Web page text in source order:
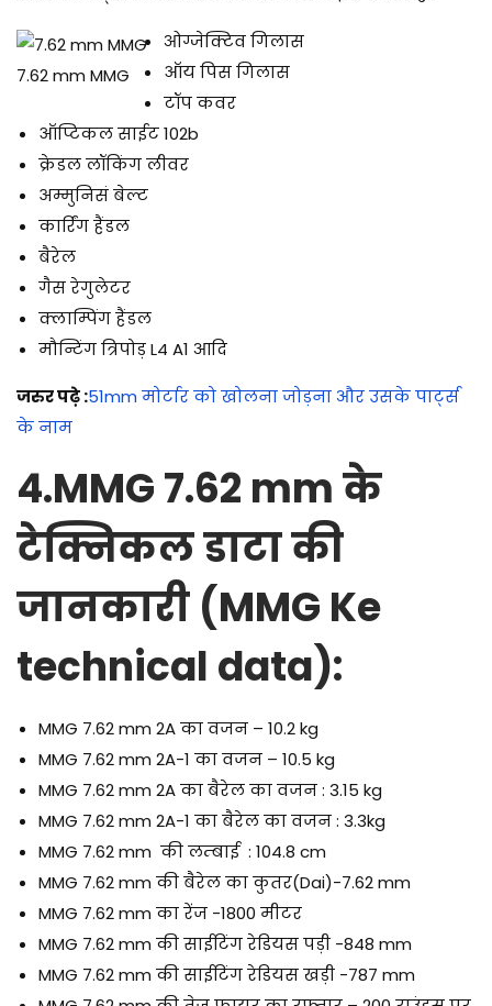
7.62 mm MMG
ओग्जेक्टिव गिलास
ऑय पिस गिलास
टॉप कवर
ऑप्टिकल साईट 102b
क्रेडल लॉकिंग लीवर
अम्मुनिसं बेल्ट
कार्रिंग हैंडल
बैरेल
गैस रेगुलेटर
क्लाम्पिंग हैंडल
मौन्टिंग त्रिपोड़ L4 A1 आदि
जरुर पढ़े :51mm मोर्टार को खोलना जोड़ना और उसके पार्ट्स
के नाम
4.MMG 7.62 mm के
टेक्निकल डाटा की
जानकारी (MMG Ke
technical data):
MMG 7.62 mm 2A का वजन – 10.2 kg
MMG 7.62 mm 2A-1 का वजन – 10.5 kg
MMG 7.62 mm 2A का बैरेल का वजन : 3.15 kg
MMG 7.62 mm 2A-1 का बैरेल का वजन : 3.3kg
MMG 7.62 mm की लम्बाई : 104.8 cm
MMG 7.62 mm की बैरेल का कुतर(Dai)-7.62 mm
MMG 7.62 mm का रेंज -1800 मीटर
MMG 7.62 mm की साईटिंग रेडियस पड़ी -848 mm
MMG 7.62 mm की साईटिंग रेडियस खड़ी -787 mm